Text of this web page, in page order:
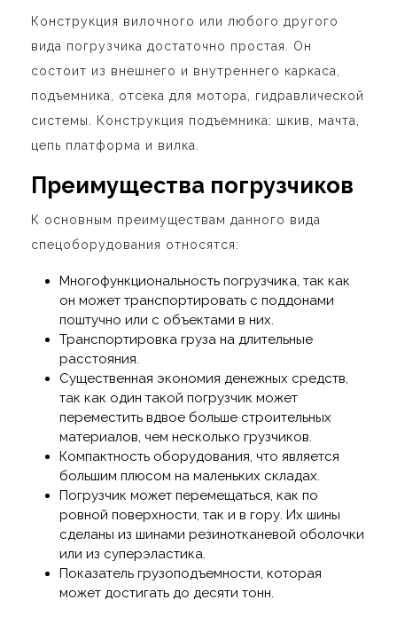
Конструкция вилочного или любого другого
вида погрузчика достаточно простая. Он
состоит из внешнего и внутреннего каркаса,
подъемника, отсека для мотора, гидравлической
системы. Конструкция подъемника: шкив, мачта,
цепь платформа и вилка.
Преимущества погрузчиков
К основным преимуществам данного вида
спецоборудования относятся:
Многофункциональность погрузчика, так как
он может транспортировать с поддонами
поштучно или с объектами в них.
Транспортировка груза на длительные
расстояния.
Существенная экономия денежных средств,
так как один такой погрузчик может
переместить вдвое больше строительных
материалов, чем несколько грузчиков.
Компактность оборудования, что является
большим плюсом на маленьких складах.
Погрузчик может перемещаться, как по
ровной поверхности, так и в гору. Их шины
сделаны из шинами резинотканевой оболочки
или из суперэластика.
Показатель грузоподъемности, которая
может достигать до десяти тонн.